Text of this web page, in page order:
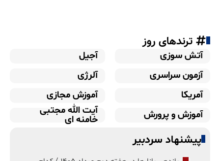
ترندهای روز
آتش سوزی
آجیل
آزمون سراسری
آلرژی
آمریکا
آموزش مجازی
آموزش و پرورش
آیت الله مجتبی
خامنه ای
پیشنهاد سردبیر